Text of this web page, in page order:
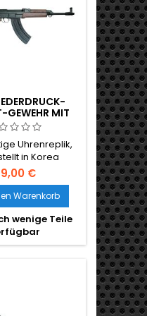
GEWEHR MIT
Uhrenreplik,
in Korea
€
Warenkorb
wenige Teile